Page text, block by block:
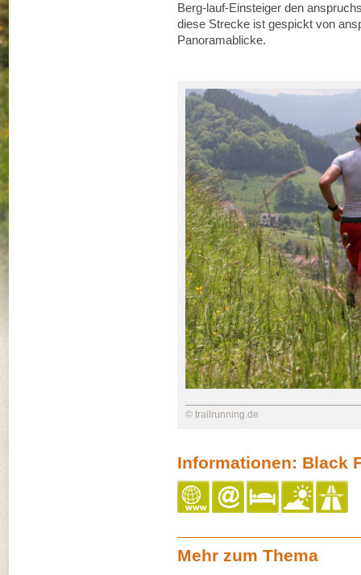
Berg-lauf-Einsteiger den
diese Strecke ist gespickt von
Panoramablicke.
© trailrunning.de
Informationen: Black
Mehr zum Thema